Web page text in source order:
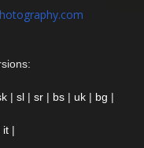
| sl | sr | bs | uk | bg |
it|